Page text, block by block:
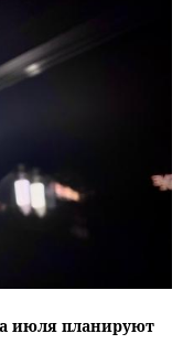
июля планируют